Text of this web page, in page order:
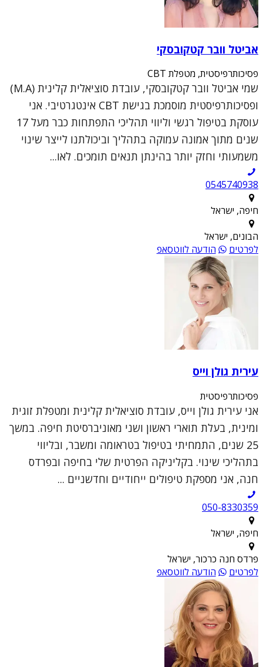
אביטל וובר קטקובסקי
פסיכותרפיסטית, מטפלת CBT
שמי אביטל וובר קטקובסקי, עובדת סוציאלית קלינית (M.A)
ופסיכותרפיסטית מוסמכת בגישת CBT אינטגרטיבי. אני
עוסקת בטיפול רגשי וליווי תהליכי התפתחות כבר מעל 17
שנים מתוך אמונה עמוקה בתהליך וביכולתנו לייצר שינוי
משמעותי וחזק יותר בהינתן תנאים תומכים. לאו...
0545740938
חיפה, ישראל
הבונים, ישראל
לפרטים
הודעה לווטסאפ
עירית גולן וייס
פסיכותרפיסטית
אני עירית גולן וייס, עובדת סוציאלית קלינית ומטפלת זוגית
ומינית, בעלת תוארי ראשון ושני מאוניברסיטת חיפה. במשך
25 שנים, התמחיתי בטיפול בטראומה ומשבר, ובליווי
בתהליכי שינוי. בקליניקה הפרטית שלי בחיפה ובפרדס
חנה, אני מספקת טיפולים ייחודיים וחדשניים ...
050-8330359
חיפה, ישראל
פרדס חנה כרכור, ישראל
לפרטים
הודעה לווטסאפ